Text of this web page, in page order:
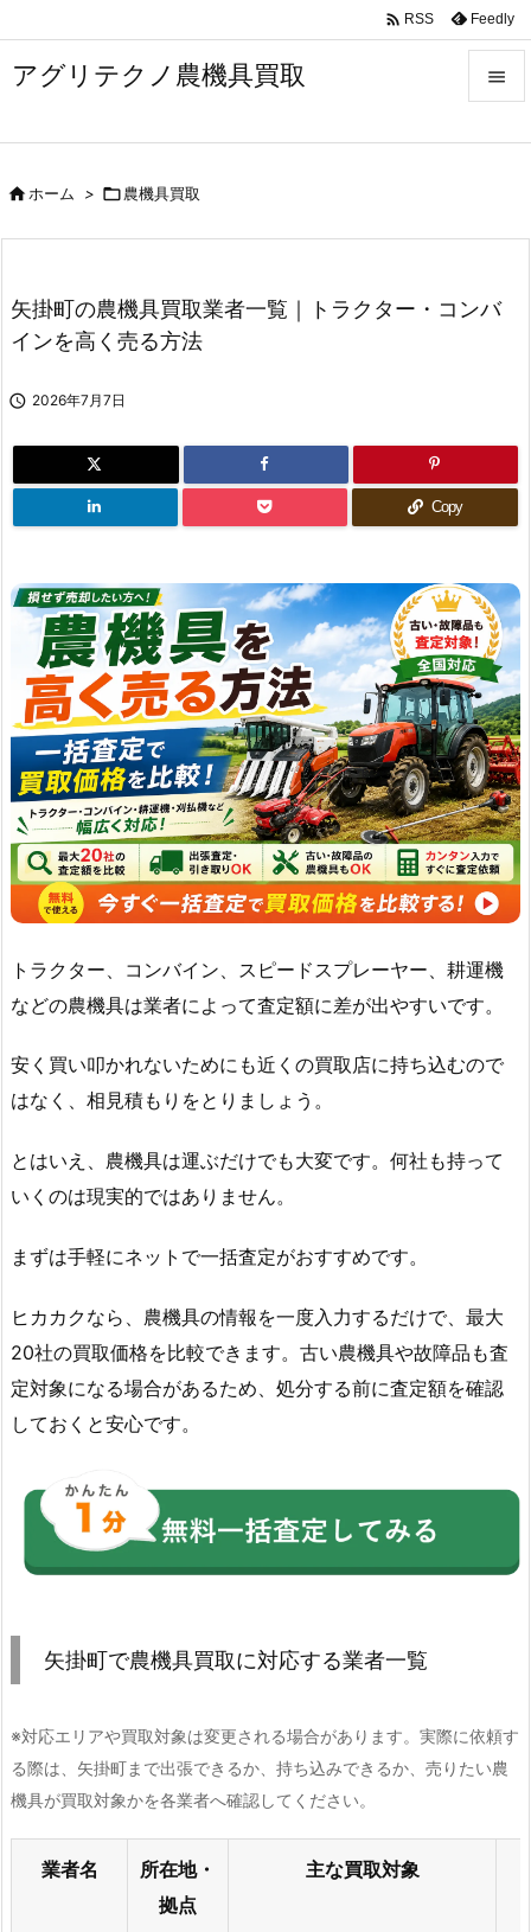
アグリテクノ農機具買取 


 RSS Feedly
ホーム > 農機具買取
矢掛町の農機具買取業者一覧｜トラクター・コンバ
インを高く売る方法
 2026年7月7日
Copy
トラクター、コンバイン、スピードスプレーヤー、耕運機
などの農機具は業者によって査定額に差が出やすいです。
安く買い叩かれないためにも近くの買取店に持ち込むので
はなく、相見積もりをとりましょう。
とはいえ、農機具は運ぶだけでも大変です。何社も持って
いくのは現実的ではありません。
まずは手軽にネットで一括査定がおすすめです。
ヒカカクなら、農機具の情報を一度入力するだけで、最大
20社の買取価格を比較できます。古い農機具や故障品も査
定対象になる場合があるため、処分する前に査定額を確認
しておくと安心です。
矢掛町で農機具買取に対応する業者一覧
※対応エリアや買取対象は変更される場合があります。実際に依頼す
る際は、矢掛町まで出張できるか、持ち込みできるか、売りたい農
機具が買取対象かを各業者へ確認してください。
業者名
所在地・
拠点
主な買取対象